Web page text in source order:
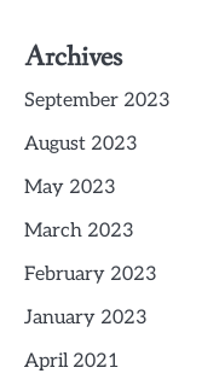
Archives
September 2023
August 2023
May 2023
March 2023
February 2023
January 2023
April 2021